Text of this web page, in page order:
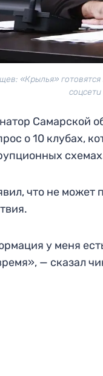
«Крылья»
Самарской
о 10 клубах,
что не может
у меня
— сказал